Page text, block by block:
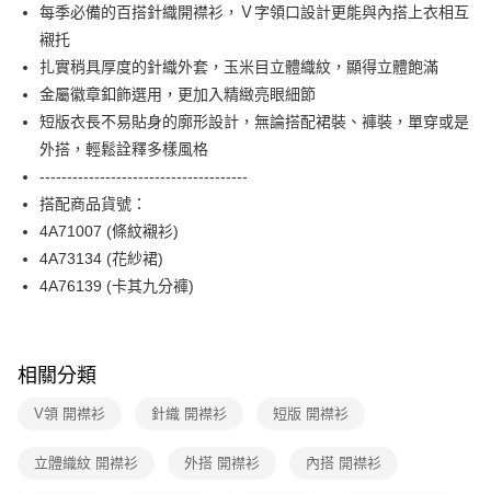
上海商業儲蓄銀行
台北富邦商業銀行
國泰世華商業銀行
臺灣中小企業銀行
台中商業銀行
匯豐（台灣）商業銀行
華泰商業銀行
聯邦商業銀行
遠東國際商業銀行
元大商業銀行
永豐商業銀行
玉山商業銀行
台新國際商業銀行
台灣樂天信用卡公司
LINE Pay
Apple Pay
街口支付
AFTEE先享後付是「在收到商品之後才付款」的支付方式。 讓您購物簡單
便利好安心！
１．簡單：不需註冊會員、不需綁卡、不需儲值。
２．便利：只要手機號碼，簡訊認證，即可結帳。
３．安心：先確認商品／服務後，再付款。
結帳頁面，進行簡訊認證並確認金額後，即可完成結帳。
２．訂單成立數日內，您將收到繳費通知簡訊。
３．收到繳費通知簡訊後14天內，點擊此簡訊中的連結，可透過四大超商／
ATM／網路銀行／等多元方式進行付款，方視為交易完成。
購買商品的店家。未經商家同意取消之訂單仍視為有效，需透過AFTEE先享
ATM付款
運送方式
全家取貨付款
付款後全家FamilyMart取貨
每筆NT$90，滿NT$3,600(含以上)免運費
每季必備的百搭針織開襟衫，Ｖ字領口設計更能與內搭上衣相互
襯托
扎實稍具厚度的針織外套，玉米目立體織紋，顯得立體飽滿
金屬徽章釦飾選用，更加入精緻亮眼細節
短版衣長不易貼身的廓形設計，無論搭配裙裝、褲裝，單穿或是
外搭，輕鬆詮釋多樣風格
--------------------------------------
搭配商品貨號：
4A71007 (條紋襯衫)
4A73134 (花紗裙)
4A76139 (卡其九分褲)
相關分類
V領 開襟衫 針織 開襟衫 短版 開襟衫
立體織紋 開襟衫 外搭 開襟衫 內搭 開襟衫